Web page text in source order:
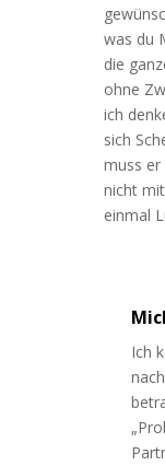
was du
die
ohne
ich
sich
muss er
nicht
einmal
Ich